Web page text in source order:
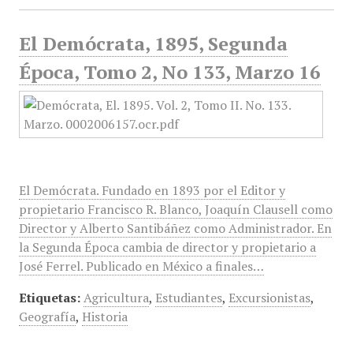
El Demócrata, 1895, Segunda
Época, Tomo 2, No 133, Marzo 16
El Demócrata. Fundado en 1893 por el Editor y
propietario Francisco R. Blanco, Joaquín Clausell como
Director y Alberto Santibáñez como Administrador. En
la Segunda Época cambia de director y propietario a
José Ferrel. Publicado en México a finales…
Etiquetas: Agricultura, Estudiantes, Excursionistas,
Geografía, Historia